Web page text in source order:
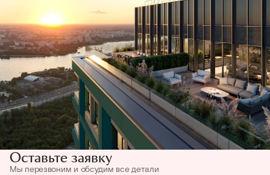
Оставьте заявку
Мы перезвоним и обсудим все детали